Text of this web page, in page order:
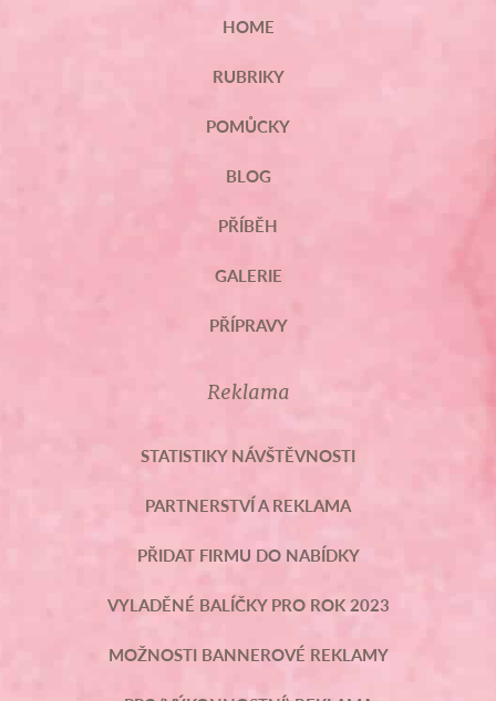
HOME
RUBRIKY
POMŮCKY
BLOG
PŘÍBĚH
GALERIE
PŘÍPRAVY
Reklama
STATISTIKY NÁVŠTĚVNOSTI
PARTNERSTVÍ A REKLAMA
PŘIDAT FIRMU DO NABÍDKY
VYLADĚNÉ BALÍČKY PRO ROK 2023
MOŽNOSTI BANNEROVÉ REKLAMY